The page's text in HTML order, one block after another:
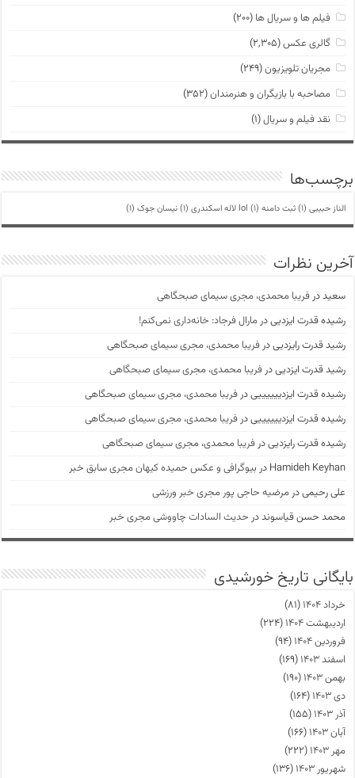
فیلم ها و سریال ها (۲۰۰)
گالری عکس(۲,۳۰۵)
مجریان تلویزیون(۲۴۹)
مصاحبه با بازیگران و هنرمندان(۳۵۲)
نقد فیلم و سریال(۱)
برچسب‌ها
الناز حبیبی (1) ثبت دامنه lol (1) لاله اسکندری (1) نیسان جوک (1)
آخرین نظرات
سعیددرفریبا محمدی، مجری سیمای صبحگاهی
رشیده قدرت ایزدییدرمارال فرجاد: خانه‌داری نمی‌کنم!
رشید قدرت رایزدییدرفریبا محمدی، مجری سیمای صبحگاهی
رشید قدرت ایزدییدرفریبا محمدی، مجری سیمای صبحگاهی
رشیده قدرت ایزدیییییییدرفریبا محمدی، مجری سیمای صبحگاهی
رشیده قدرت ایزدیییییییدرفریبا محمدی، مجری سیمای صبحگاهی
رشیده قدرت رایزدییدرفریبا محمدی، مجری سیمای صبحگاهی
Hamideh Keyhan در بیوگرافی و عکس حمیده کیهان مجری سابق خبر
علی رحیمیدرمرضیه حاجی پور مجری خبر ورزشی
محمد حسن قیاسونددر حدیث السادات چاووشی مجری خبر
بایگانی تاریخ خورشیدی
خرداد ۱۴۰۴
(۸۱)
اردیبهشت ۱۴۰۴
(۲۲۴)
فروردین ۱۴۰۴
(۹۴)
اسفند ۱۴۰۳
(۱۶۹)
بهمن ۱۴۰۳
(۱۹۰)
دی ۱۴۰۳
(۱۶۴)
آذر ۱۴۰۳
(۱۵۵)
آبان ۱۴۰۳
(۱۶۶)
مهر ۱۴۰۳
(۲۲۲)
شهریور ۱۴۰۳
(۱۳۶)